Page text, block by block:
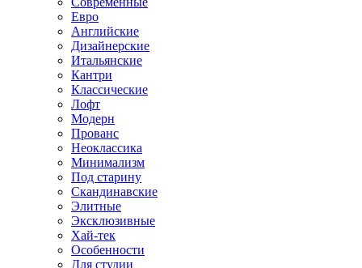
Евро
Английские
Дизайнерские
Итальянские
Кантри
Классические
Лофт
Модерн
Прованс
Неоклассика
Минимализм
Под старину
Скандинавские
Элитные
Эксклюзивные
Хай-тек
Особенности
Для студии